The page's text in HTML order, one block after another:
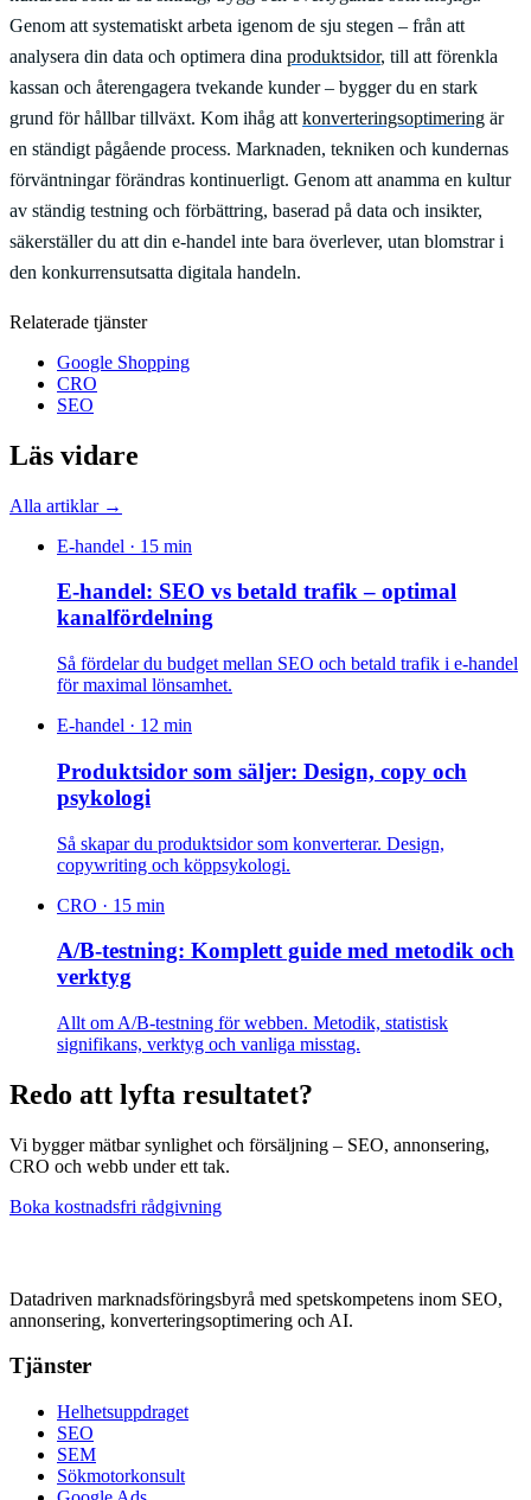
Genom att systematiskt arbeta igenom de sju stegen – från att
analysera din data och optimera dina produktsidor, till att förenkla
kassan och återengagera tvekande kunder – bygger du en stark
grund för hållbar tillväxt. Kom ihåg att konverteringsoptimering är
en ständigt pågående process. Marknaden, tekniken och kundernas
förväntningar förändras kontinuerligt. Genom att anamma en kultur
av ständig testning och förbättring, baserad på data och insikter,
säkerställer du att din e-handel inte bara överlever, utan blomstrar i
den konkurrensutsatta digitala handeln.
Relaterade tjänster
Google Shopping
CRO
SEO
Läs vidare
Alla artiklar →
E-handel · 15 min
E-handel: SEO vs betald trafik – optimal
kanalfördelning
Så fördelar du budget mellan SEO och betald trafik i e-handel
för maximal lönsamhet.
E-handel · 12 min
Produktsidor som säljer: Design, copy och
psykologi
Så skapar du produktsidor som konverterar. Design,
copywriting och köppsykologi.
CRO · 15 min
A/B-testning: Komplett guide med metodik och
verktyg
Allt om A/B-testning för webben. Metodik, statistisk
signifikans, verktyg och vanliga misstag.
Redo att lyfta resultatet?
Vi bygger mätbar synlighet och försäljning – SEO, annonsering,
CRO och webb under ett tak.
Boka kostnadsfri rådgivning
Datadriven marknadsföringsbyrå med spetskompetens inom SEO,
annonsering, konverteringsoptimering och AI.
Tjänster
Helhetsuppdraget
SEO
SEM
Sökmotorkonsult